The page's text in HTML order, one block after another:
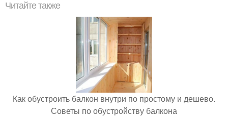
Читайте также
Как обустроить балкон внутри по простому и дешево.
Советы по обустройству балкона